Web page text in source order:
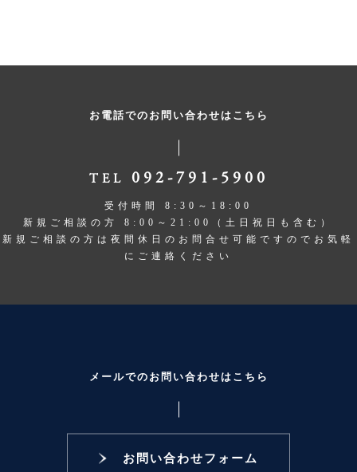
お電話でのお問い合わせはこちら
TEL 092-791-5900
受付時間 8:30～18:00
新規ご相談の方 8:00～21:00（土日祝日も含む）
新規ご相談の方は夜間休日のお問合せ可能ですのでお気軽
にご連絡ください
メールでのお問い合わせはこちら
お問い合わせフォーム